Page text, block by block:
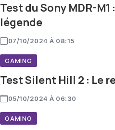
Test du Sony MDR-
légende
07/10/2024 À 08:15
GAMING
Test Silent Hill 2 : Le
05/10/2024 À 06:30
GAMING